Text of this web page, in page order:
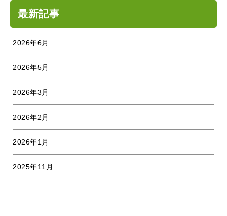
最新記事
2026年6月
2026年5月
2026年3月
2026年2月
2026年1月
2025年11月